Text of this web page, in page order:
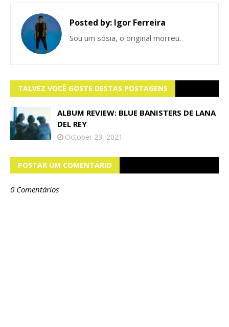
Posted by: Igor Ferreira
Sou um sósia, o original morreu.
TALVEZ VOCÊ GOSTE DESTAS POSTAGENS
ALBUM REVIEW: BLUE BANISTERS DE LANA
DEL REY
October 23, 2021
POSTAR UM COMENTÁRIO
0 Comentários